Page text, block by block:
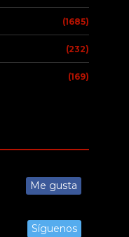
(1685)
(232)
(169)
Me gusta
Síguenos